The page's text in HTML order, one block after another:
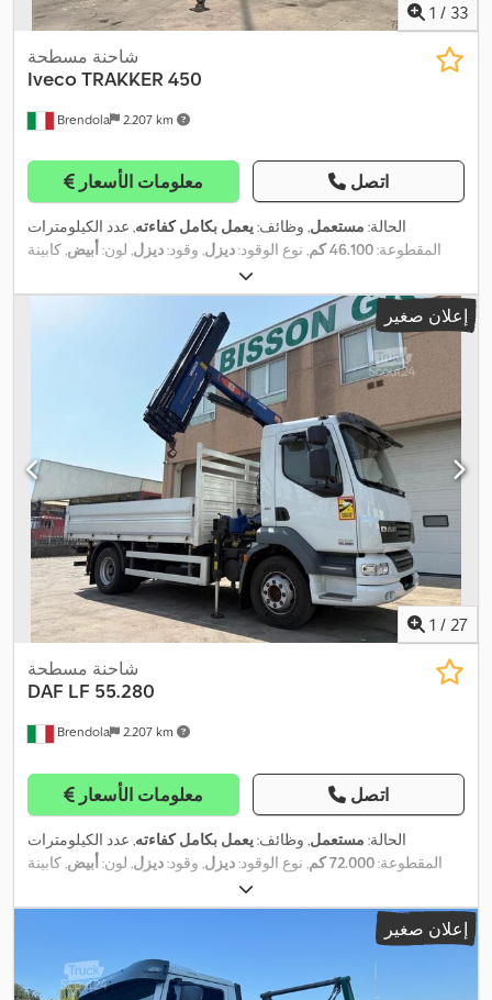
1 / 33
Brendola 2.207 km
شاحنة مسطحة
IvecoTRAKKER 450
معلومات الأسعار اتصل
الحالة: مستعمل, وظائف:يعمل بكامل كفاءته, عدد الكيلومترات
المقطوعة:46.100 كم , نوع الوقود:ديزل, وقود:ديزل, لون: أبيض, كابينة
, فئة الانبعاثات:
تكييف الهواء, رافعة,
إعلان صغير
1 / 27
Brendola 2.207 km
شاحنة مسطحة
DAF LF 55.280
معلومات الأسعار اتصل
الحالة: مستعمل, وظائف:يعمل بكامل كفاءته, عدد الكيلومترات
المقطوعة:72.000 كم , نوع الوقود:ديزل , وقود:ديزل , لون: أبيض , كابينة
, سنة الصنع:
إعلان صغير